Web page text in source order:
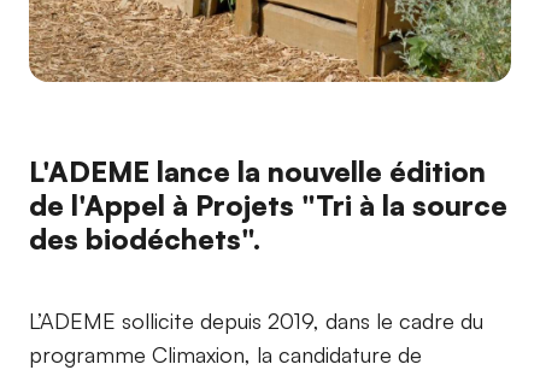
L'ADEME lance la nouvelle édition
de l'Appel à Projets "Tri à la source
des biodéchets".
L’ADEME sollicite depuis 2019, dans le cadre du
programme Climaxion, la candidature de